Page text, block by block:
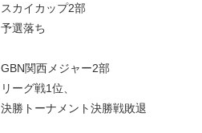
スカイカップ2部
予選落ち
GBN関西メジャー2部
リーグ戦1位、
決勝トーナメント決勝戦敗退